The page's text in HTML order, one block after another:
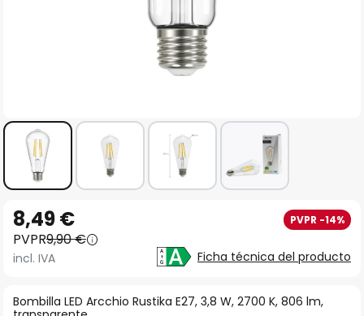
comienzo
de
galería
Bombilla LED Arcchio Rustika E27, 3,8 W, 2700 K, 806 lm,
8,49 € PVPR -14%
PVPR9,90 €
incl. IVA Ficha técnica del producto